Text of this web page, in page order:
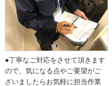
●丁寧なご対応をさせて頂きます
ので、気になる点やご要望がご
ざいましたらお気軽に担当作業